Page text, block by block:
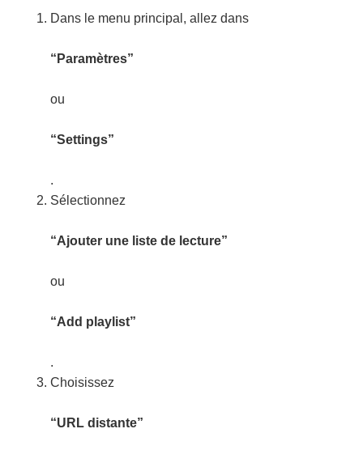
Dans le menu principal, allez dans
“Paramètres”
ou
“Settings”
.
Sélectionnez
“Ajouter une liste de lecture”
ou
“Add playlist”
.
Choisissez
“URL distante”